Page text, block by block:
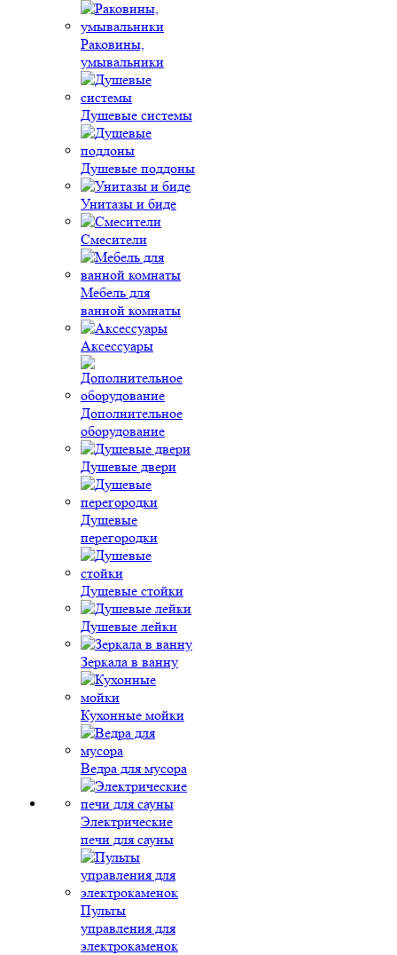
Раковины,
умывальники
Душевые системы
Душевые поддоны
Унитазы и биде
Смесители
Мебель для
ванной комнаты
Аксессуары
Дополнительное
оборудование
Душевые двери
Душевые
перегородки
Душевые стойки
Душевые лейки
Зеркала в ванну
Кухонные мойки
Ведра для мусора
Электрические
печи для сауны
Пульты
управления для
электрокаменок